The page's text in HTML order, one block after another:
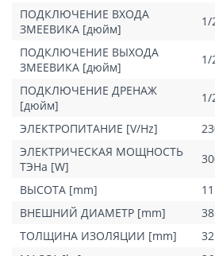
ПОДКЛЮЧЕНИЕ ВХОДА
ЗМЕЕВИКА [дюйм]
1/
ПОДКЛЮЧЕНИЕ ВЫХОДА
ЗМЕЕВИКА [дюйм]
1/
ПОДКЛЮЧЕНИЕ ДРЕНАЖ
[дюйм]
1/
ЭЛЕКТРОПИТАНИЕ [V/Hz]
ЭЛЕКТРИЧЕСКАЯ МОЩНОСТЬ
ТЭНа [W]
ВЫСОТА [mm]
ВНЕШНИЙ ДИАМЕТР [mm]
ТОЛЩИНА ИЗОЛЯЦИИ [mm]
32